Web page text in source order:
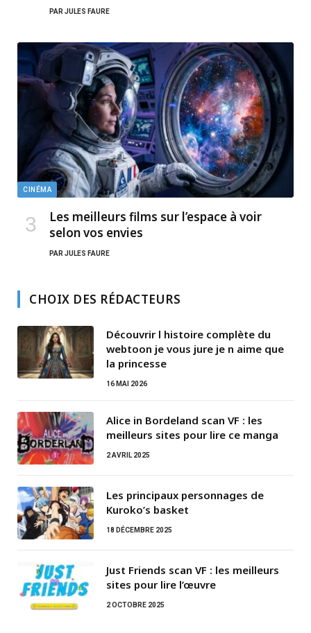
PARJULES FAURE
CINÉMA
Les meilleurs films sur l’espace à voir
selon vos envies
PARJULES FAURE
CHOIX DES RÉDACTEURS
Découvrir l histoire complète du
webtoon je vous jure je n aime que
la princesse
16 MAI 2026
Alice in Bordeland scan VF : les
meilleurs sites pour lire ce manga
2 AVRIL 2025
Les principaux personnages de
Kuroko’s basket
18 DÉCEMBRE 2025
Just Friends scan VF : les meilleurs
sites pour lire l’œuvre
2 OCTOBRE 2025